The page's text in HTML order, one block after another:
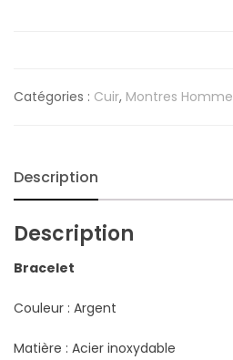
Catégories : Cuir, Montres Homme
Description
Description
Bracelet
Couleur : Argent
Matière : Acier inoxydable